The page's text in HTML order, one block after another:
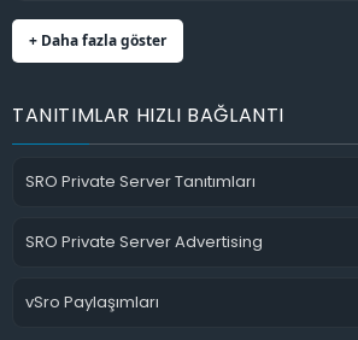
+ Daha fazla göster
TANITIMLAR HIZLI BAĞLANTI
SRO Private Server Tanıtımları
SRO Private Server Advertising
vSro Paylaşımları